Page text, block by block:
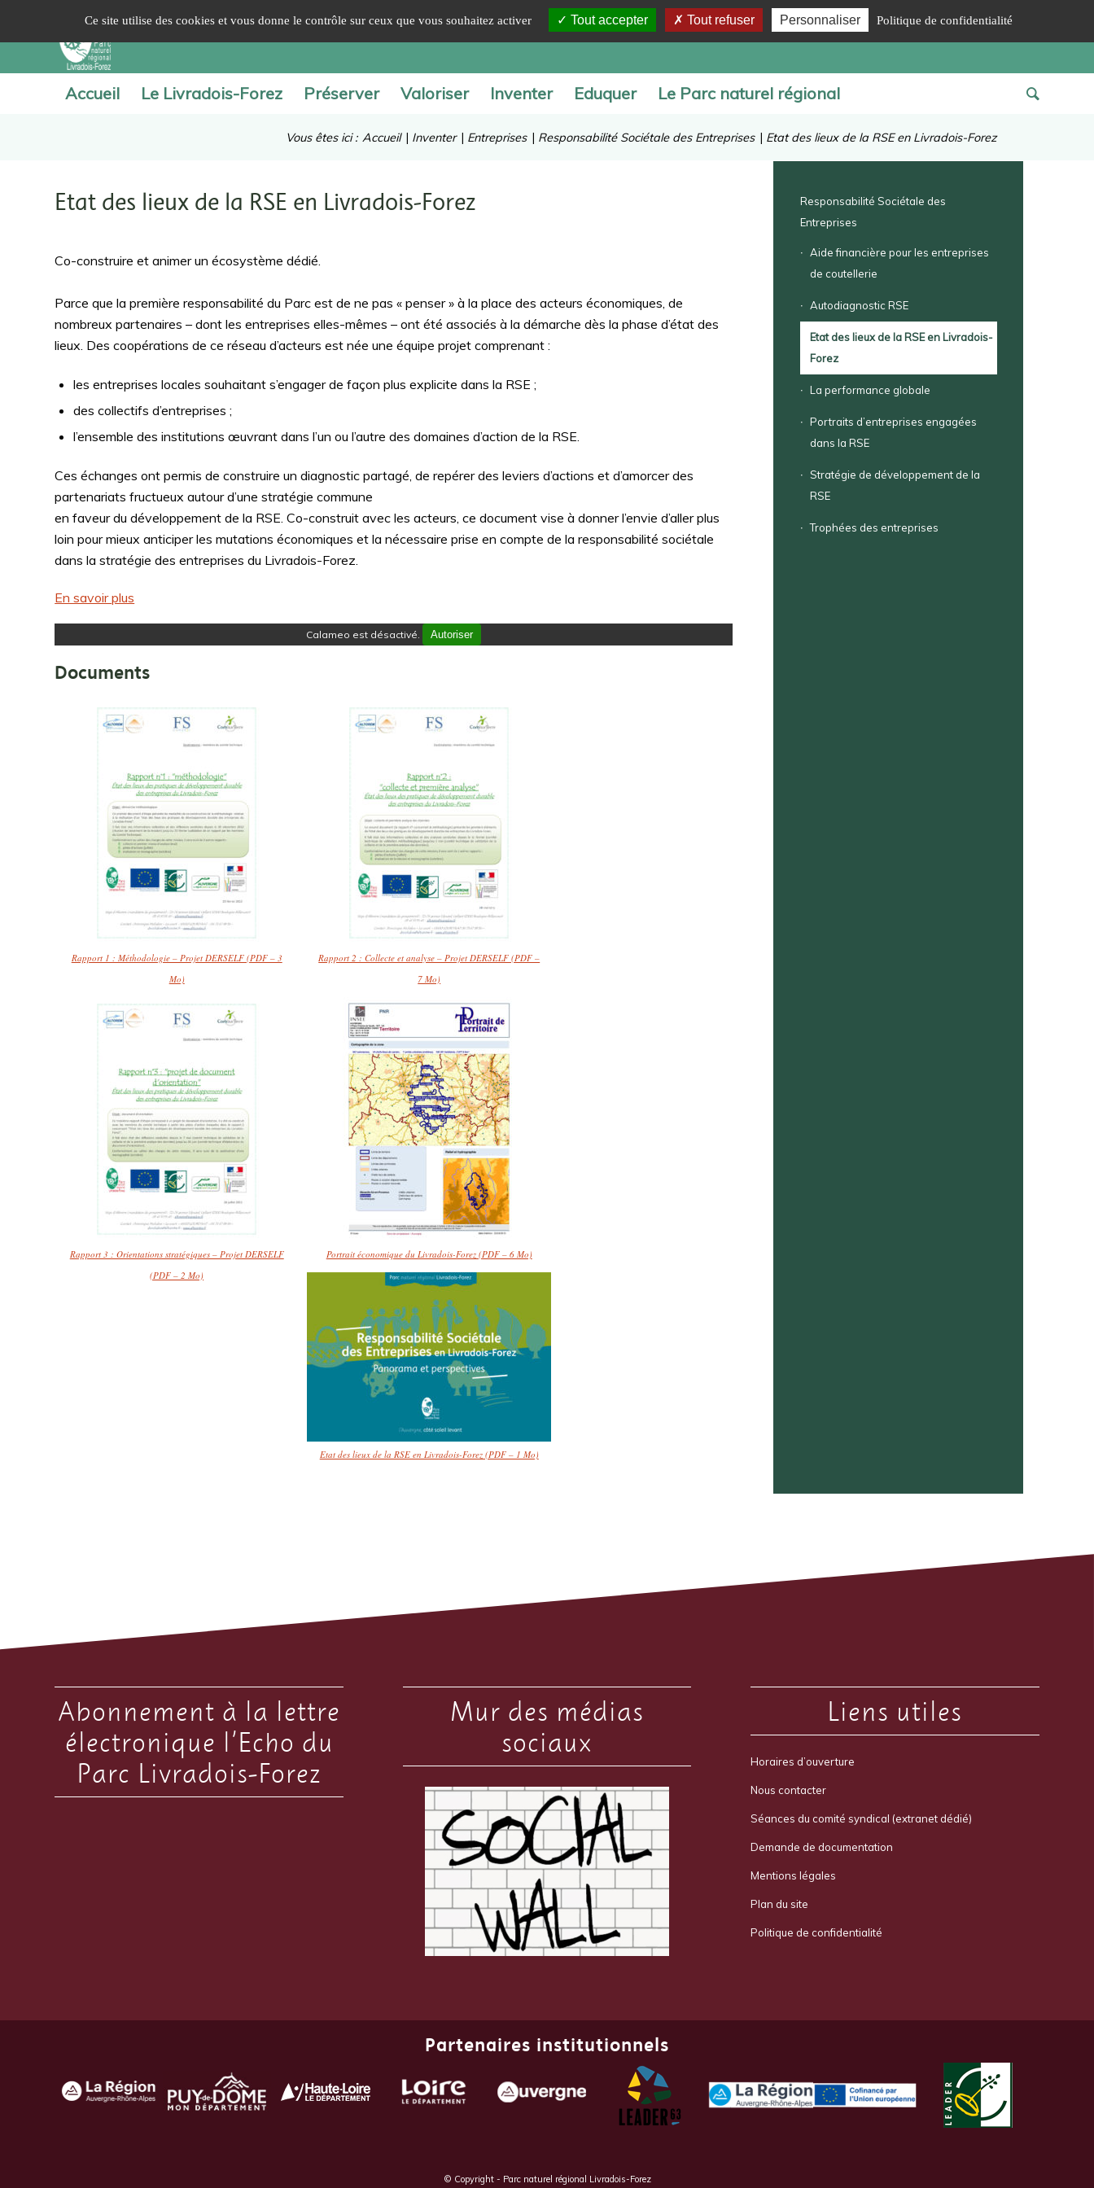
Accueil Le Livradois-Forez Préserver Valoriser Inventer Eduquer Le Parc naturel régional
Vous êtes ici : Accueil | Inventer | Entreprises | Responsabilité Sociétale des Entreprises | Etat des lieux de la RSE en Livradois-Forez
Etat des lieux de la RSE en Livradois-Forez
Co-construire et animer un écosystème dédié.
Parce que la première responsabilité du Parc est de ne pas « penser » à la place des acteurs économiques, de
nombreux partenaires – dont les entreprises elles-mêmes – ont été associés à la démarche dès la phase d’état des
lieux. Des coopérations de ce réseau d’acteurs est née une équipe projet comprenant :
les entreprises locales souhaitant s’engager de façon plus explicite dans la RSE ;
des collectifs d’entreprises ;
l’ensemble des institutions œuvrant dans l’un ou l’autre des domaines d’action de la RSE.
Ces échanges ont permis de construire un diagnostic partagé, de repérer des leviers d’actions et d’amorcer des
partenariats fructueux autour d’une stratégie commune
en faveur du développement de la RSE. Co-construit avec les acteurs, ce document vise à donner l’envie d’aller plus
loin pour mieux anticiper les mutations économiques et la nécessaire prise en compte de la responsabilité sociétale
dans la stratégie des entreprises du Livradois-Forez.
En savoir plus
Calameo est désactivé. Autoriser
Documents
Rapport 1 : Méthodologie – Projet DERSELF (PDF – 3
Mo)
Rapport 2 : Collecte et analyse – Projet DERSELF (PDF –
7 Mo)
Rapport 3 : Orientations stratégiques – Projet DERSELF
(PDF – 2 Mo)
Portrait économique du Livradois-Forez (PDF – 6 Mo)
Etat des lieux de la RSE en Livradois-Forez (PDF – 1 Mo)
Responsabilité Sociétale des
Entreprises
Aide financière pour les entreprises
de coutellerie
Autodiagnostic RSE
Etat des lieux de la RSE en Livradois-
Forez
La performance globale
Portraits d’entreprises engagées
dans la RSE
Stratégie de développement de la
RSE
Trophées des entreprises
Abonnement à la lettre
électronique l’Echo du
Parc Livradois-Forez
Mur des médias
sociaux
Liens utiles
Horaires d’ouverture
Nous contacter
Séances du comité syndical (extranet dédié)
Demande de documentation
Mentions légales
Plan du site
Politique de confidentialité
Partenaires institutionnels
© Copyright - Parc naturel régional Livradois-Forez
Ce site utilise des cookies et vous donne le contrôle sur ceux que vous souhaitez activer Tout accepter Tout refuser Personnaliser Politique de confidentialité